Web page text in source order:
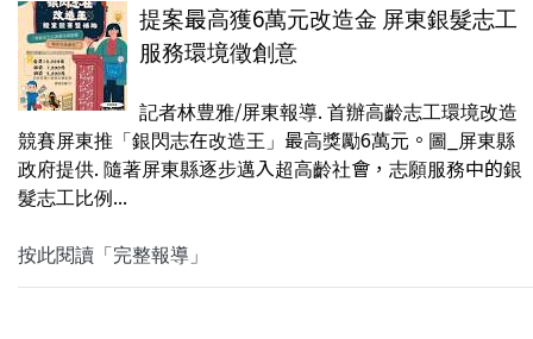
提案最高獲6萬元改造金 屏東銀髮志工
服務環境徵創意
記者林豊雅/屏東報導. 首辦高齡志工環境改造
競賽屏東推「銀閃志在改造王」最高獎勵6萬元。圖_屏東縣
政府提供. 隨著屏東縣逐步邁入超高齡社會，志願服務中的銀
髮志工比例...
按此閱讀「完整報導」